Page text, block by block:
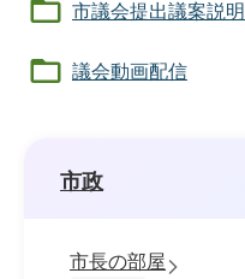
市議会提出議案説明
議会動画配信
市政
市長の部屋